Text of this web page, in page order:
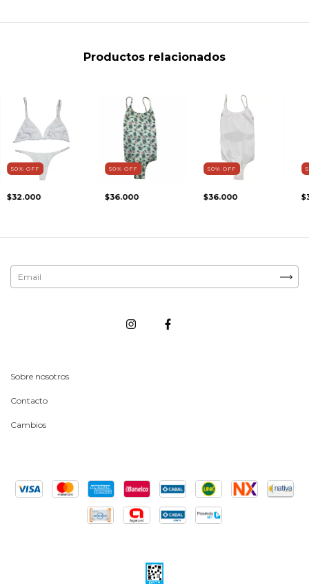
Productos relacionados
50% OFF
$32.000
50%OFF
$36.000
50% OFF
$36.000
Sobre nosotros
Contacto
Cambios